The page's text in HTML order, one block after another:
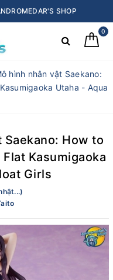
SHOP
0
hình nhân vật Saekano:
Utaha - Aqua
How to
Kasumigaoka
Girls